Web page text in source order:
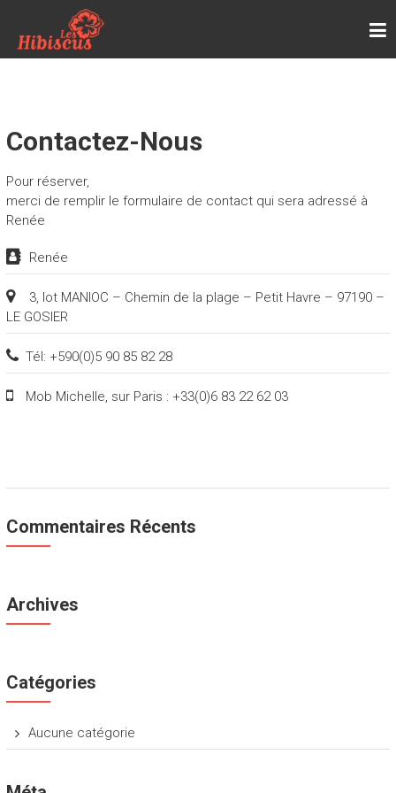
content
LES HIBISCUS
Page d'accueil de la location de vacances, les
Hibiscus, chez Renée, à Petit-Havre, en
Contactez-Nous
Pour réserver,
merci de remplir le formulaire de contact qui sera adressé à
Renée
Renée
3, lot MANIOC – Chemin de la plage – Petit Havre – 97190 –
LE GOSIER
Tél: +590(0)5 90 85 82 28
Mob Michelle, sur Paris : +33(0)6 83 22 62 03
Commentaires Récents
Archives
Catégories
Aucune catégorie